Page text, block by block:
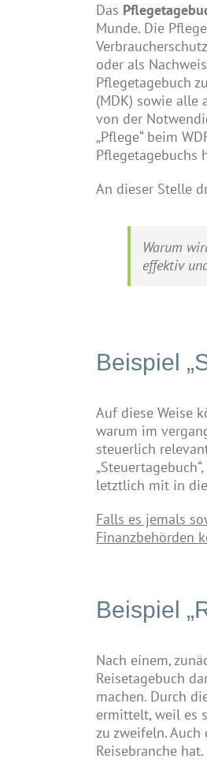
Das
Munde. Die
oder als
Pflegetagebuch
(MDK) sowie alle
von der
„Pflege“ beim
Pflegetagebuchs
An dieser Stelle
Warum
effektiv
Beispiel
Auf diese Weise
warum im
steuerlich
letztlich mit in
Falls es jemals
Finanzbehörden
Beispiel
Nach einem,
Reisetagebuch
machen. Durch
ermittelt, weil es
zu zweifeln.
Reisebranche hat.